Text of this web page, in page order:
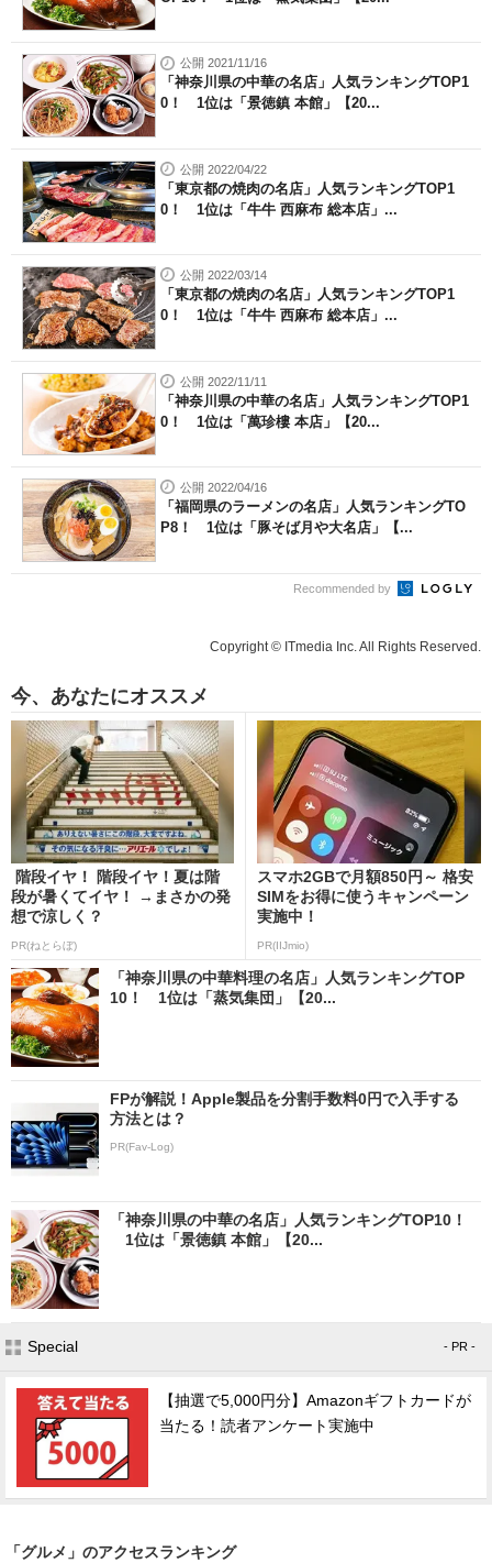
公開 2021/11/16
「神奈川県の中華の名店」人気ランキングTOP1
0！ 1位は「景徳鎮 本館」【20...
公開 2022/04/22
「東京都の焼肉の名店」人気ランキングTOP1
0！ 1位は「牛牛 西麻布 総本店」...
公開 2022/03/14
「東京都の焼肉の名店」人気ランキングTOP1
0！ 1位は「牛牛 西麻布 総本店」...
公開 2022/11/11
「神奈川県の中華の名店」人気ランキングTOP1
0！ 1位は「萬珍樓 本店」【20...
公開 2022/04/16
「福岡県のラーメンの名店」人気ランキングTO
P8！ 1位は「豚そば月や大名店」【...
Recommended by
Copyright © ITmedia Inc. All Rights Reserved.
今、あなたにオススメ
階段イヤ！ 階段イヤ！夏は階
段が暑くてイヤ！ →まさかの発
想で涼しく？
PR(ねとらぼ)
スマホ2GBで月額850円～ 格安
SIMをお得に使うキャンペーン
実施中！
PR(IIJmio)
「神奈川県の中華料理の名店」人気ランキングTOP
10！ 1位は「蒸気集団」【20...
FPが解説！Apple製品を分割手数料0円で入手する
方法とは？
PR(Fav-Log)
「神奈川県の中華の名店」人気ランキングTOP10！
1位は「景徳鎮 本館」【20...
Special - PR -
【抽選で5,000円分】Amazonギフトカードが
当たる！読者アンケート実施中
「グルメ」のアクセスランキング